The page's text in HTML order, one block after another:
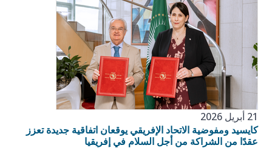
21 أبريل 2026
كايسيد ومفوضية الاتحاد الإفريقي يوقعان اتفاقية جديدة تعزز
عقدًا من الشراكة من أجل السلام في إفريقيا